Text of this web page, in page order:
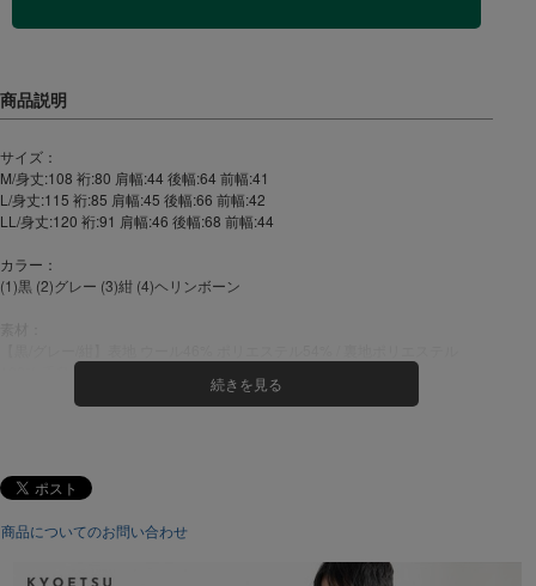
サイズ：
M/身丈:108 裄:80 肩幅:44 後幅:64 前幅:41
L/身丈:115 裄:85 肩幅:45 後幅:66 前幅:42
LL/身丈:120 裄:91 肩幅:46 後幅:68 前幅:44
カラー：
(1)黒 (2)グレー (3)紺 (4)ヘリンボーン
100% 千鳥柄
【ヘリンボーン】表地 毛30％ ポリエステル65％ その他5％ / 裏地 ポリエス
中国
※ディスプレイの設定によって実物の色味が画像と若干異なる事がありま
商品についてのお問い合わせ